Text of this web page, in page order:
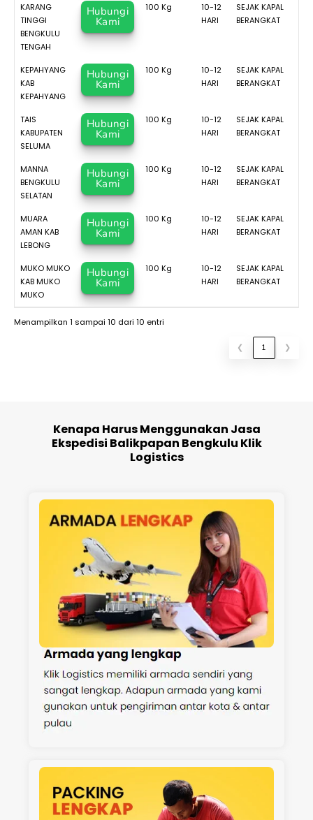
KARANG
TINGGI
BENGKULU
TENGAH
Hubungi
Kami
100 Kg
10-12
HARI
SEJAK KAPAL
BERANGKAT
KEPAHYANG
KAB
KEPAHYANG
Hubungi
Kami
100 Kg
10-12
HARI
SEJAK KAPAL
BERANGKAT
TAIS
KABUPATEN
SELUMA
Hubungi
Kami
100 Kg
10-12
HARI
SEJAK KAPAL
BERANGKAT
MANNA
BENGKULU
SELATAN
Hubungi
Kami
100 Kg
10-12
HARI
SEJAK KAPAL
BERANGKAT
MUARA
AMAN KAB
LEBONG
Hubungi
Kami
100 Kg
10-12
HARI
SEJAK KAPAL
BERANGKAT
MUKO MUKO
KAB MUKO
MUKO
Hubungi
Kami
100 Kg
10-12
HARI
SEJAK KAPAL
BERANGKAT
Menampilkan 1 sampai 10 dari 10 entri
❮ 1 ❯
Kenapa Harus Menggunakan Jasa
Ekspedisi Balikpapan Bengkulu Klik
Logistics